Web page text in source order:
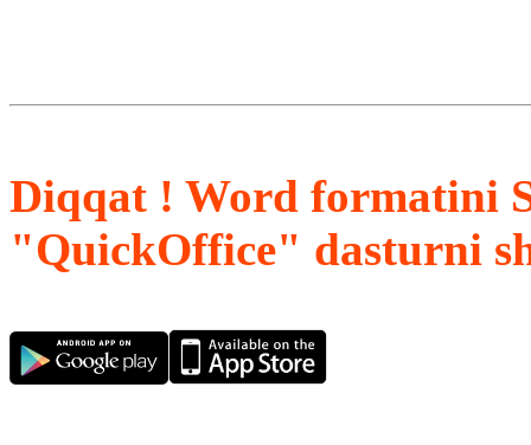
Diqqat ! Word formatini
"QuickOffice" dasturni